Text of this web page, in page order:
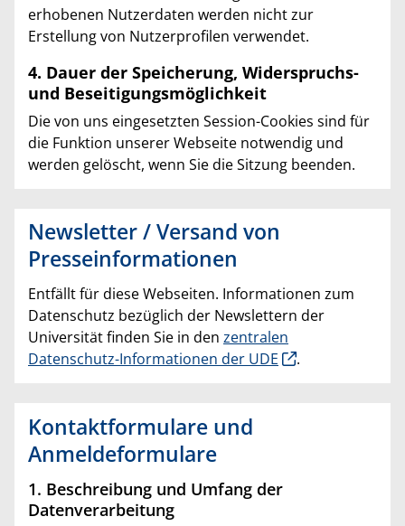
erhobenen Nutzerdaten werden nicht zur
Erstellung von Nutzerprofilen verwendet.
4. Dauer der Speicherung, Widerspruchs-
und Beseitigungsmöglichkeit
Die von uns eingesetzten Session-Cookies sind für
die Funktion unserer Webseite notwendig und
werden gelöscht, wenn Sie die Sitzung beenden.
Newsletter / Versand von
Presseinformationen
Entfällt für diese Webseiten. Informationen zum
Datenschutz bezüglich der Newslettern der
Universität finden Sie in den zentralen
Datenschutz-Informationen der UDE
.
Kontaktformulare und
Anmeldeformulare
1. Beschreibung und Umfang der
Datenverarbeitung